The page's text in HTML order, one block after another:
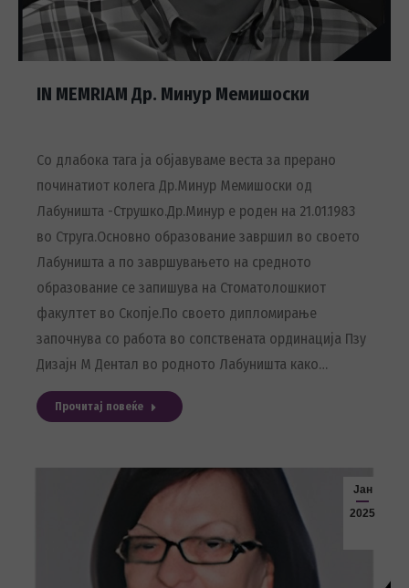
IN MEMRIAM Др. Минур Мемишоски
Со длабока тага ја објавуваме веста за прерано
починатиот колега Др.Минур Мемишоски од
Лабуништа -Струшко.Др.Минур е роден на 21.01.1983
во Струга.Основно образование завршил во своето
Лабуништа а по завршувањето на средното
образование се запишува на Стоматолошкиот
факултет во Скопје.По своето дипломирање
започнува со работа во сопствената ординација Пзу
Дизајн М Дентал во родното Лабуништа како…
Прочитај повеќе
Јан
2025